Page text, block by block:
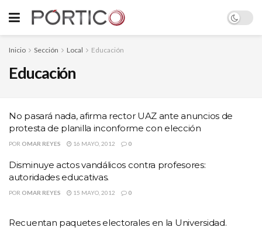
Inicio Sección Local Educación
Educación
No pasará nada, afirma rector UAZ ante anuncios de
protesta de planilla inconforme con elección
POR OMAR REYES 16 MAYO, 2012 0
Disminuye actos vandálicos contra profesores:
autoridades educativas.
POR OMAR REYES 15 MAYO, 2012 0
Recuentan paquetes electorales en la Universidad.